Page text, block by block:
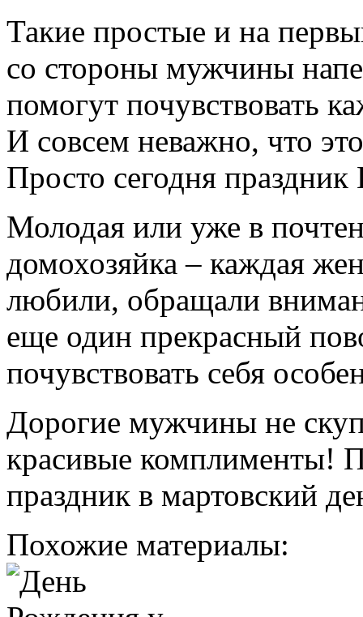
Такие простые и на
со стороны мужчины
помогут почувствовать
И совсем неважно, что
Просто сегодня
Молодая или уже в
домохозяйка – каждая
любили, обращали
еще один прекрасный
почувствовать себя
Дорогие мужчины не
красивые комплименты!
праздник в мартовский
Похожие материалы: